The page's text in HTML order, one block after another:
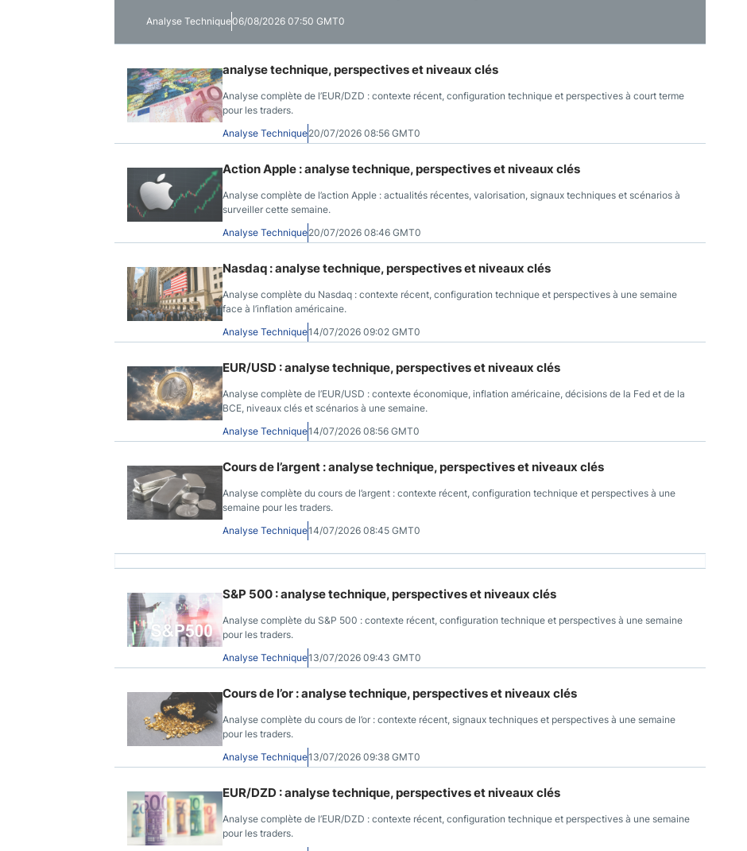
Analyse Technique06/08/2026 07:50 GMT0
Analyse Technique06/08/2026 07:46 GMT0
Analyse Technique06/08/2026 07:41 GMT0
analyse technique, perspectives et niveaux clés
Analyse complète de l’EUR/DZD : contexte récent, configuration technique et perspectives à court terme
pour les traders.
Analyse Technique20/07/2026 08:56 GMT0
Action Apple : analyse technique, perspectives et niveaux clés
Analyse complète de l’action Apple : actualités récentes, valorisation, signaux techniques et scénarios à
surveiller cette semaine.
Analyse Technique20/07/2026 08:46 GMT0
Nasdaq : analyse technique, perspectives et niveaux clés
Analyse complète du Nasdaq : contexte récent, configuration technique et perspectives à une semaine
face à l’inflation américaine.
Analyse Technique14/07/2026 09:02 GMT0
EUR/USD : analyse technique, perspectives et niveaux clés
Analyse complète de l’EUR/USD : contexte économique, inflation américaine, décisions de la Fed et de la
BCE, niveaux clés et scénarios à une semaine.
Analyse Technique14/07/2026 08:56 GMT0
Cours de l’argent : analyse technique, perspectives et niveaux clés
Analyse complète du cours de l’argent : contexte récent, configuration technique et perspectives à une
semaine pour les traders.
Analyse Technique14/07/2026 08:45 GMT0
S&P 500 : analyse technique, perspectives et niveaux clés
Analyse complète du S&P 500 : contexte récent, configuration technique et perspectives à une semaine
pour les traders.
Analyse Technique13/07/2026 09:43 GMT0
Cours de l’or : analyse technique, perspectives et niveaux clés
Analyse complète du cours de l’or : contexte récent, signaux techniques et perspectives à une semaine
pour les traders.
Analyse Technique13/07/2026 09:38 GMT0
EUR/DZD : analyse technique, perspectives et niveaux clés
Analyse complète de l’EUR/DZD : contexte récent, configuration technique et perspectives à une semaine
pour les traders.